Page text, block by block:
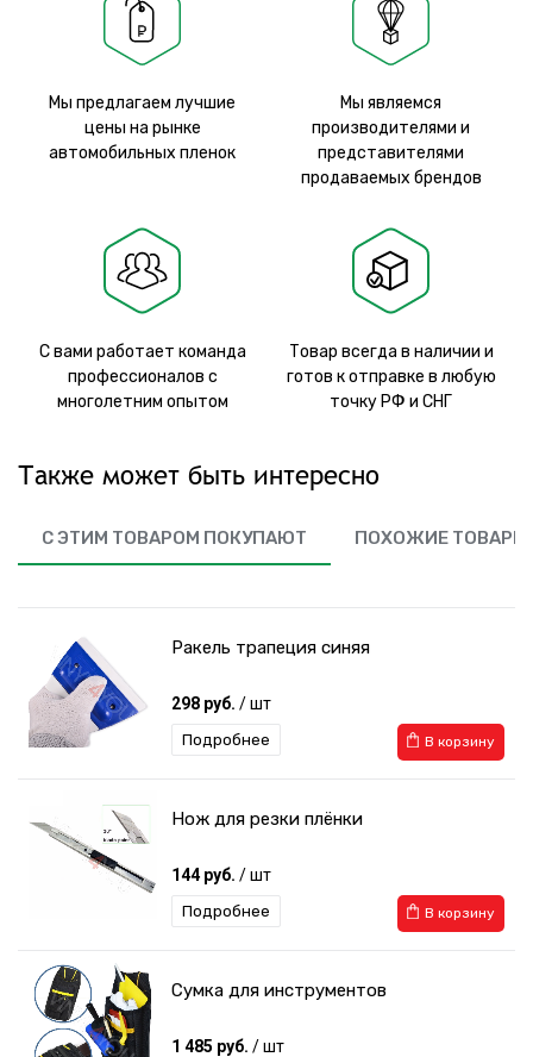
Мы предлагаем лучшие
цены на рынке
автомобильных пленок
Мы являемся
производителями и
представителями
продаваемых брендов
С вами работает команда
профессионалов с
многолетним опытом
Товар всегда в наличии и
готов к отправке в любую
точку РФ и СНГ
Также может быть интересно
С ЭТИМ ТОВАРОМ ПОКУПАЮТ ПОХОЖИЕ ТОВАРЫ
Ракель трапеция синяя
298 руб. / шт
В корзину
Подробнее
Нож для резки плёнки
144 руб. / шт
В корзину
Подробнее
Сумка для инструментов
1 485 руб. / шт